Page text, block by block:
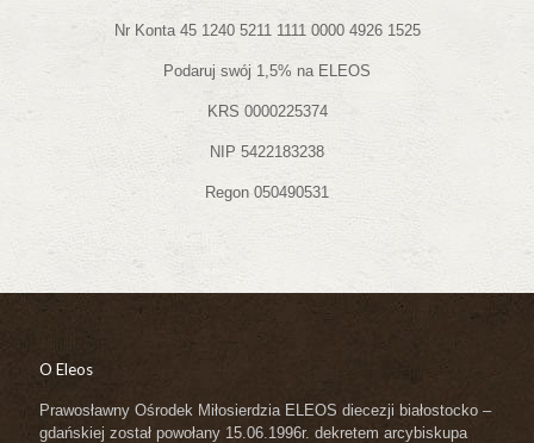
Nr Konta 45 1240 5211 1111 0000 4926 1525
Podaruj swój 1,5% na ELEOS
KRS 0000225374
NIP 5422183238
Regon 050490531
O Eleos
Prawosławny Ośrodek Miłosierdzia ELEOS diecezji białostocko –
gdańskiej został powołany 15.06.1996r. dekretem arcybiskupa